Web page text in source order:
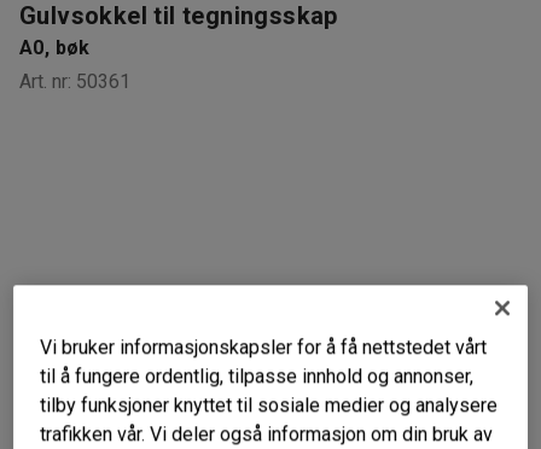
Gulvsokkel til tegningsskap
A0, bøk
Art. nr: 50361
Vi bruker informasjonskapsler for å få nettstedet vårt
til å fungere ordentlig, tilpasse innhold og annonser,
tilby funksjoner knyttet til sosiale medier og analysere
trafikken vår. Vi deler også informasjon om din bruk av